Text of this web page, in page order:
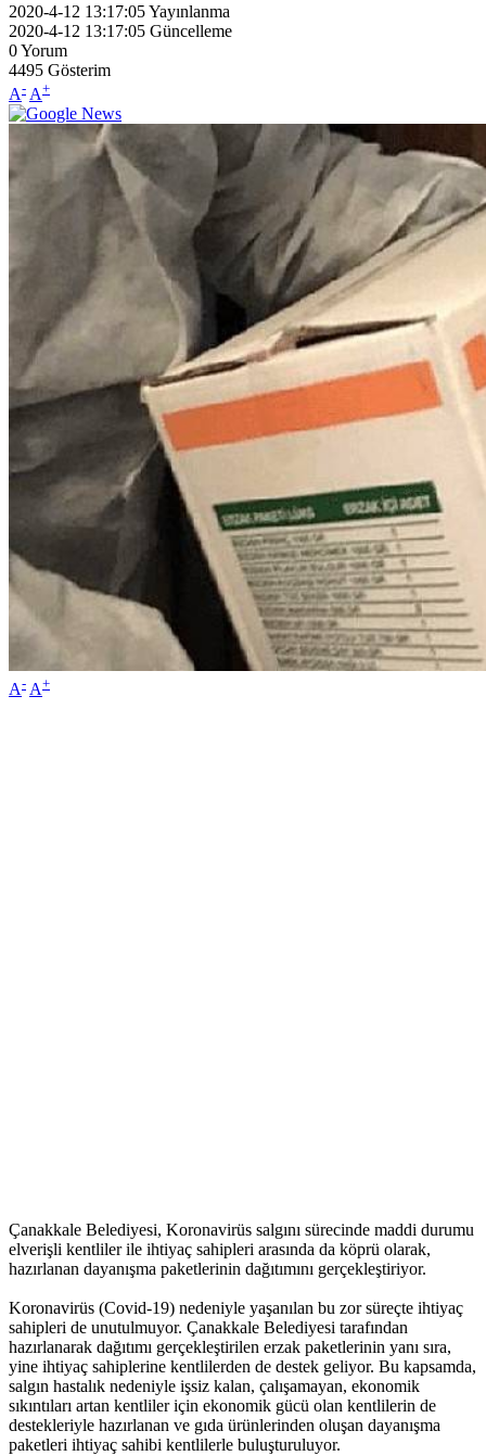
2020-4-12 13:17:05Yayınlanma
2020-4-12 13:17:05 Güncelleme
0Yorum
4495 Gösterim
A- A+
A- A+
Çanakkale Belediyesi, Koronavirüs salgını sürecinde maddi durumu
elverişli kentliler ile ihtiyaç sahipleri arasında da köprü olarak,
hazırlanan dayanışma paketlerinin dağıtımını gerçekleştiriyor.
Koronavirüs (Covid-19) nedeniyle yaşanılan bu zor süreçte ihtiyaç
sahipleri de unutulmuyor. Çanakkale Belediyesi tarafından
hazırlanarak dağıtımı gerçekleştirilen erzak paketlerinin yanı sıra,
yine ihtiyaç sahiplerine kentlilerden de destek geliyor. Bu kapsamda,
salgın hastalık nedeniyle işsiz kalan, çalışamayan, ekonomik
sıkıntıları artan kentliler için ekonomik gücü olan kentlilerin de
destekleriyle hazırlanan ve gıda ürünlerinden oluşan dayanışma
paketleri ihtiyaç sahibi kentlilerle buluşturuluyor.